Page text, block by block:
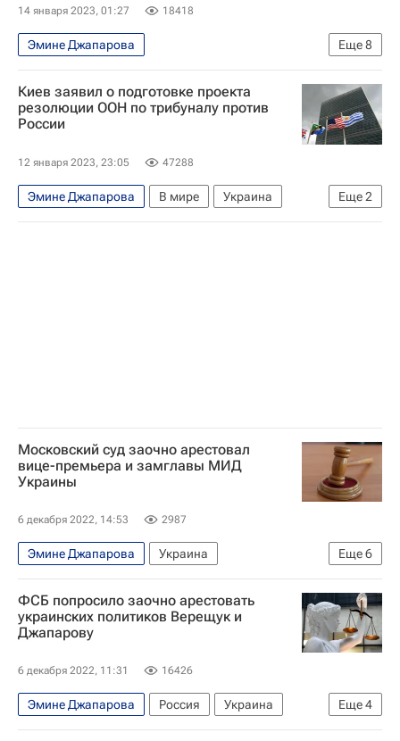
Генеральная Ассамблея ООН
14 января 2023, 01:27 18418
Еще8
Эмине Джапарова
Специальная военная операция на Украине
В мире
Украина
Сергей Марченко
Денис Шмыгаль
Всемирный банк
Киев заявил о подготовке проекта
резолюции ООН по трибуналу против
России
12 января 2023, 23:05 47288
Еще2
Эмине Джапарова В мире
Украина
ООН
Россия
Московский суд заочно арестовал
вице-премьера и замглавы МИД
Украины
6 декабря 2022, 14:53 2987
Еще6
Эмине Джапарова
Украина
Специальная военная операция на Украине
Ирина Верещук
Россия
В мире
Федеральная служба безопасности РФ (ФСБ России)
Ситуация в ДНР и ЛНР
ФСБ попросило заочно арестовать
украинских политиков Верещук и
Джапарову
6 декабря 2022, 11:31 16426
Еще4
Эмине Джапарова Россия
Украина
Федеральная служба безопасности РФ (ФСБ России)